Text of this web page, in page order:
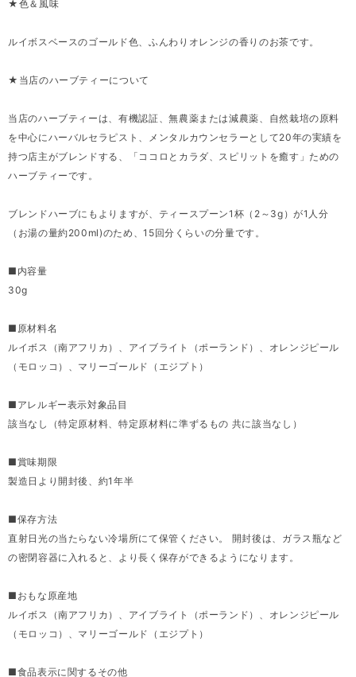
★色＆風味
ルイボスベースのゴールド色、ふんわりオレンジの香りのお茶です。
★当店のハーブティーについて
当店のハーブティーは、有機認証、無農薬または減農薬、自然栽培の原料
を中心にハーバルセラピスト、メンタルカウンセラーとして20年の実績を
持つ店主がブレンドする、「ココロとカラダ、スピリットを癒す」ための
ハーブティーです。
ブレンドハーブにもよりますが、ティースプーン1杯（2～3g）が1人分
（お湯の量約200ml)のため、15回分くらいの分量です。
■内容量
30g
■原材料名
ルイボス（南アフリカ）、アイブライト（ポーランド）、オレンジピール
（モロッコ）、マリーゴールド（エジプト）
■アレルギー表示対象品目
該当なし（特定原材料、特定原材料に準ずるもの 共に該当なし）
■賞味期限
製造日より開封後、約1年半
■保存方法
直射日光の当たらない冷場所にて保管ください。 開封後は、ガラス瓶など
の密閉容器に入れると、より長く保存ができるようになります。
■おもな原産地
ルイボス（南アフリカ）、アイブライト（ポーランド）、オレンジピール
（モロッコ）、マリーゴールド（エジプト）
■食品表示に関するその他